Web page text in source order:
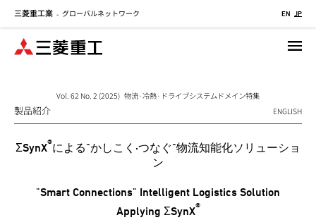
三菱重工業 - グローバルネットワーク EN JP
Vol. 62 No. 2 (2025) 物流·冷熱·ドライブシステムドメイン特集
製品紹介 ENGLISH
ΣSynX®による"かしこく·つなぐ"物流知能化ソリューショ
ン
"Smart Connections" Intelligent Logistics Solution
Applying ΣSynX®